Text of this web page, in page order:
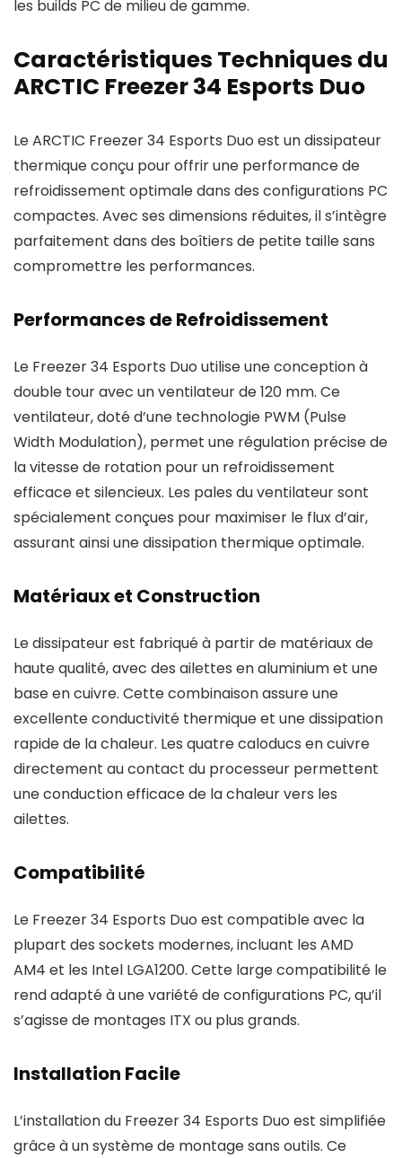
les builds PC de milieu de gamme.
Caractéristiques Techniques du
ARCTIC Freezer 34 Esports Duo
Le ARCTIC Freezer 34 Esports Duo est un dissipateur
thermique conçu pour offrir une performance de
refroidissement optimale dans des configurations PC
compactes. Avec ses dimensions réduites, il s’intègre
parfaitement dans des boîtiers de petite taille sans
compromettre les performances.
Performances de Refroidissement
Le Freezer 34 Esports Duo utilise une conception à
double tour avec un ventilateur de 120 mm. Ce
ventilateur, doté d’une technologie PWM (Pulse
Width Modulation), permet une régulation précise de
la vitesse de rotation pour un refroidissement
efficace et silencieux. Les pales du ventilateur sont
spécialement conçues pour maximiser le flux d’air,
assurant ainsi une dissipation thermique optimale.
Matériaux et Construction
Le dissipateur est fabriqué à partir de matériaux de
haute qualité, avec des ailettes en aluminium et une
base en cuivre. Cette combinaison assure une
excellente conductivité thermique et une dissipation
rapide de la chaleur. Les quatre caloducs en cuivre
directement au contact du processeur permettent
une conduction efficace de la chaleur vers les
ailettes.
Compatibilité
Le Freezer 34 Esports Duo est compatible avec la
plupart des sockets modernes, incluant les AMD
AM4 et les Intel LGA1200. Cette large compatibilité le
rend adapté à une variété de configurations PC, qu’il
s’agisse de montages ITX ou plus grands.
Installation Facile
L’installation du Freezer 34 Esports Duo est simplifiée
grâce à un système de montage sans outils. Ce